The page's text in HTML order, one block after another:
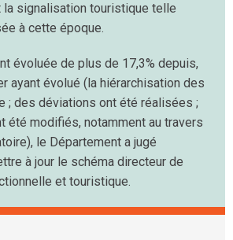
la signalisation touristique telle
à cette époque.
évoluée de plus de 17,3% depuis,
ayant évolué (la hiérarchisation des
; des déviations ont été réalisées ;
été modifiés, notamment au travers
le Département a jugé
à jour le schéma directeur de
et touristique.